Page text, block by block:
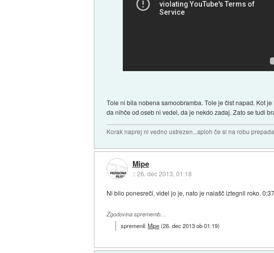
Tole ni bila nobena samoobramba. Tole je čist napad. Kot
da nihče od oseb ni vedel, da je nekdo zadaj. Zato se tudi
Korak naprej ni vedno ustrezen...sploh če si na robu
Mipe
::26. dec 2013, 01:18
Ni bilo ponesreči, videl jo je, nato je nalašč iztegnil roko.
Zgodovina sprememb…
spremenil:Mipe(26. dec 2013 ob 01:19)